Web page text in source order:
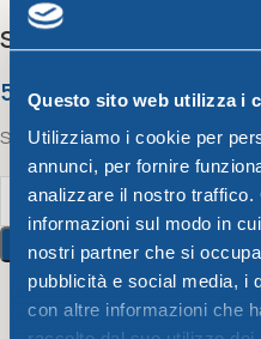
Questo sito web utilizza i
Utilizziamo i cookie per
annunci, per fornire
analizzare il nostro traffico.
informazioni sul modo in
nostri partner che si
pubblicità e social media, i
con altre informazioni che
Salad bowl diam.
5,10€
Salad bowl diam. 20cm –
Add
9 People watching this